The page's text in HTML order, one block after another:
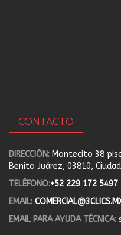
CONTACTO
DIRECCIÓN: Montecito 38
Benito Juárez, 03810,
TELÉFONO:+52 229 172 5497
EMAIL:
EMAIL PARA AYUDA TÉCNICA: